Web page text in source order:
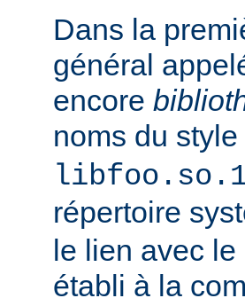
Dans la
général
encore
noms du style
répertoire
le lien avec
établi à la